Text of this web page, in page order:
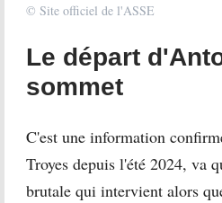
© Site officiel de l'ASSE
Le départ
sommet
C'est une information
Troyes depuis l'été 2024, va
brutale qui intervient alors